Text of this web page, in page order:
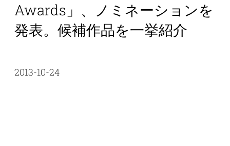
Awards」、ノミネーションを
発表。候補作品を一挙紹介
2013-10-24